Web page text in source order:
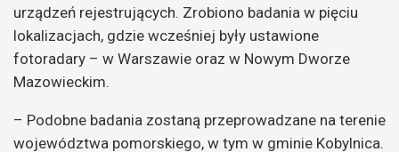
urządzeń rejestrujących. Zrobiono badania w pięciu
lokalizacjach, gdzie wcześniej były ustawione
fotoradary – w Warszawie oraz w Nowym Dworze
Mazowieckim.
– Podobne badania zostaną przeprowadzane na terenie
województwa pomorskiego, w tym w gminie Kobylnica.